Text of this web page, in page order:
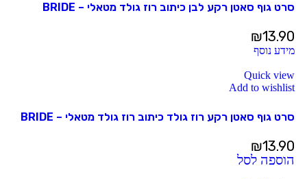
סרט גוף סאטן רקע לבן כיתוב רוז גולד מטאלי – BRIDE
₪13.90
מידע נוסף
Quick view
Add to wishlist
סרט גוף סאטן רקע רוז גולד כיתוב רוז גולד מטאלי – BRIDE
₪13.90
הוספה לסל